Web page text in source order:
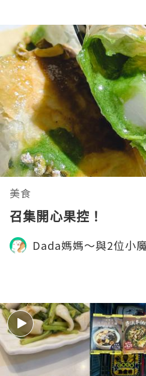
美食
召集開心果控！
Dada媽媽～與2位小